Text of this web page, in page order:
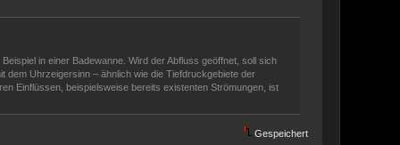
in einer Badewanne. Wird der Abfluss geöffnet, soll sich
dem Uhrzeigersinn – ähnlich wie die Tiefdruckgebiete der
Einflüssen, beispielsweise bereits existenten Strömungen, ist
Gespeichert